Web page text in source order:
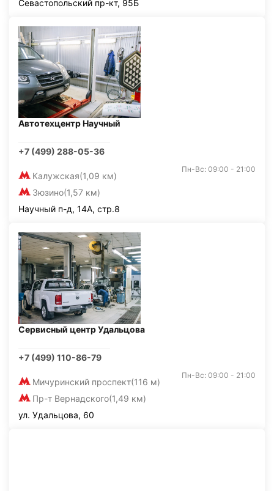
Севастопольский пр-кт, 95Б
Автотехцентр Научный
+7 (499) 288-05-36
Калужская(1,09 км)
Зюзино(1,57 км)
Пн-Вс: 09:00 - 21:00
Научный п-д, 14А, стр.8
Сервисный центр Удальцова
+7 (499) 110-86-79
Мичуринский проспект(116 м)
Пр-т Вернадского(1,49 км)
Пн-Вс: 09:00 - 21:00
ул. Удальцова, 60